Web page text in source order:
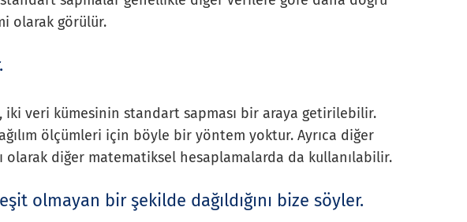
olarak görülür.
iki veri kümesinin standart sapması bir araya getirilebilir.
ölçümleri için böyle bir yöntem yoktur. Ayrıca diğer
olarak diğer matematiksel hesaplamalarda da kullanılabilir.
olmayan bir şekilde dağıldığını bize söyler.